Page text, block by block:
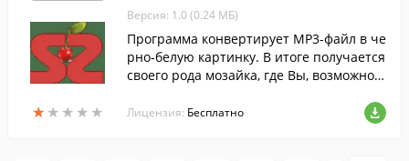
★ ★ ★ ★ ★
★ ★ ★ ★ ★
Версия: 1.0 (0.24 МБ)
Программа конвертирует MP3-файл в че
рно-белую картинку. В итоге получается
своего рода мозайка, где Вы, возможно,
раз силуэт.
Лицензия: Бесплатно